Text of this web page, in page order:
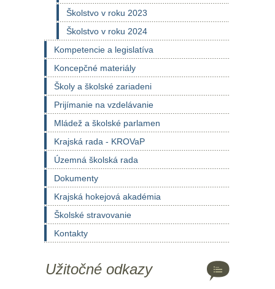
Školstvo v roku 2023
Školstvo v roku 2024
Kompetencie a legislatíva
Koncepčné materiály
Školy a školské zariadeni
Prijímanie na vzdelávanie
Mládež a školské parlamen
Krajská rada - KROVaP
Územná školská rada
Dokumenty
Krajská hokejová akadémia
Školské stravovanie
Kontakty
Užitočné odkazy